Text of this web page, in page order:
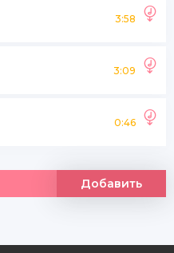
3:58
3:09
0:46
Добавить